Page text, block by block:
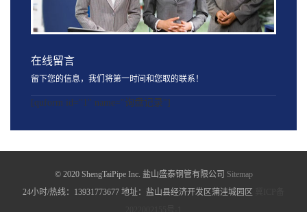
在线留言
留下您的信息，我们将第一时间和您取的联系！
[quform id="1" name="询盘记录"]
© 2020 ShengTaiPipe Inc. 盐山盛泰钢管有限公司 Sitemap
24小时/热线：13931773677 地址：盐山县经济开发区蒲洼城园区